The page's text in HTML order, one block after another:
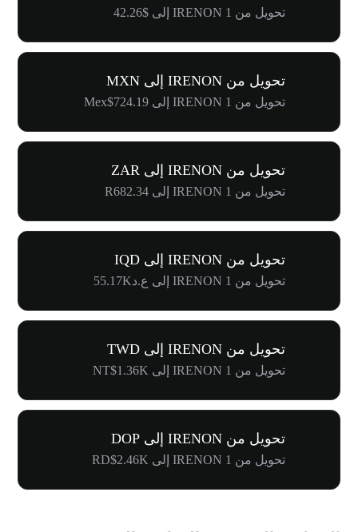
تحويل من 1 IRENON إلى $42.26
تحويل من IRENON إلى MXN
تحويل من 1 IRENON إلى Mex$724.19
تحويل من IRENON إلى ZAR
تحويل من 1 IRENON إلى R682.34
تحويل من IRENON إلى IQD
تحويل من 1 IRENON إلى ع.د55.17K
تحويل من IRENON إلى TWD
تحويل من 1 IRENON إلى NT$1.36K
تحويل من IRENON إلى DOP
تحويل من 1 IRENON إلى RD$2.46K